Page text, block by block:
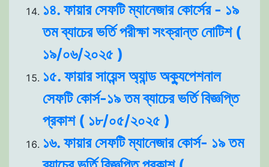
১৪. ফায়ার সেফটি ম্যানেজার কোর্সের - ১৯
তম ব্যাচের ভর্তি পরীক্ষা সংক্রান্ত নোটিশ (
১৯/০৬/২০২৫ )
১৫. ফায়ার সায়েন্স অ্যান্ড অক্যুপেশনাল
সেফটি কোর্স-১৯ তম ব্যাচের ভর্তি বিজ্ঞপ্তি
প্রকাশ ( ১৮/০৫/২০২৫ )
১৬. ফায়ার সেফটি ম্যানেজার কোর্স- ১৯ তম